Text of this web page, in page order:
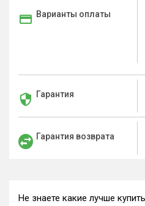
Варианты оплаты
Гарантия
Гарантия возврата
Не знаете какие лучше